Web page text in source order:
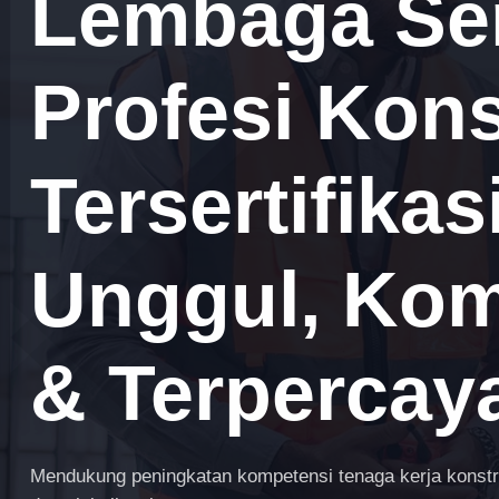
Lembaga
Profesi
Unggul,
&
Mendukung peningkatan kompetensi tenaga kerja